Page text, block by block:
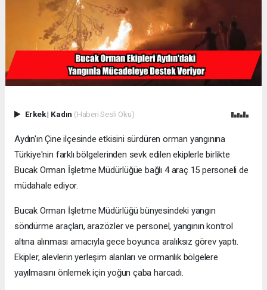
Erkek| Kadın (Haberi Sesli Oku)
Aydın'ın Çine ilçesinde etkisini sürdüren orman yangınına
Türkiye'nin farklı bölgelerinden sevk edilen ekiplerle birlikte
Bucak Orman İşletme Müdürlüğüe bağlı 4 araç 15 personeli de
müdahale ediyor.
Bucak Orman İşletme Müdürlüğü bünyesindeki yangın
söndürme araçları, arazözler ve personel, yangının kontrol
altına alınması amacıyla gece boyunca aralıksız görev yaptı.
Ekipler, alevlerin yerleşim alanları ve ormanlık bölgelere
yayılmasını önlemek için yoğun çaba harcadı.